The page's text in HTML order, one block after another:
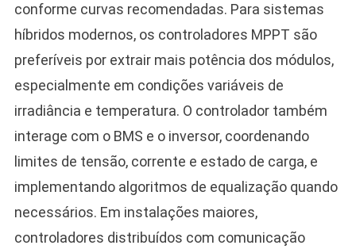
conforme curvas recomendadas. Para sistemas
híbridos modernos, os controladores MPPT são
preferíveis por extrair mais potência dos módulos,
especialmente em condições variáveis de
irradiância e temperatura. O controlador também
interage com o BMS e o inversor, coordenando
limites de tensão, corrente e estado de carga, e
implementando algoritmos de equalização quando
necessários. Em instalações maiores,
controladores distribuídos com comunicação